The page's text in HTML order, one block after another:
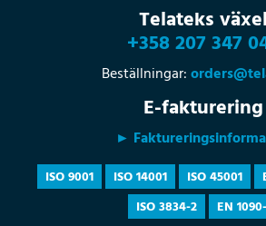
Telateks växel
+358 207 347
Beställningar:
E-fakturering
►
ISO 9001 ISO 14001 ISO 45001
ISO 3834-2
EN